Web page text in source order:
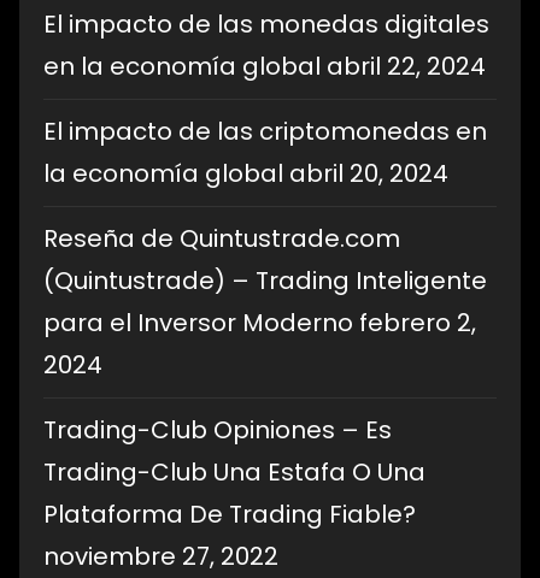
El impacto de las monedas digitales
en la economía global abril 22, 2024
El impacto de las criptomonedas en
la economía global abril 20, 2024
Reseña de Quintustrade.com
(Quintustrade) – Trading Inteligente
para el Inversor Moderno febrero 2,
2024
Trading-Club Opiniones – Es
Trading-Club Una Estafa O Una
Plataforma De Trading Fiable?
noviembre 27, 2022